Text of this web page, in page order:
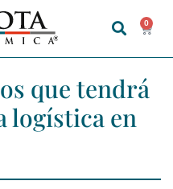
0
que tendrá
logística en